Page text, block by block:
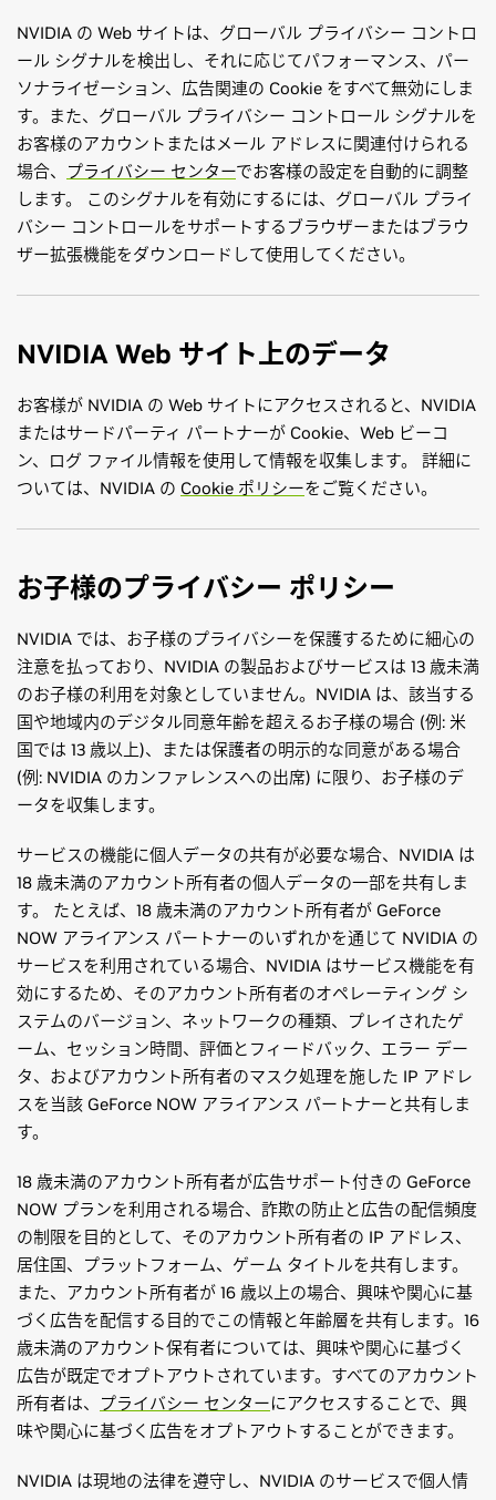
NVIDIA の Web サイトは、グローバル プライバシー コントロ
ール シグナルを検出し、それに応じてパフォーマンス、パー
ソナライゼーション、広告関連の Cookie をすべて無効にしま
す。また、グローバル プライバシー コントロール シグナルを
お客様のアカウントまたはメール アドレスに関連付けられる
場合、
プライバシー センターでお客様の設定を自動的に調整
します。 このシグナルを有効にするには、グローバル プライ
バシー コントロールをサポートするブラウザーまたはブラウ
ザー拡張機能をダウンロードして使用してください。
NVIDIA Web サイト上のデータ
お客様が NVIDIA の Web サイトにアクセスされると、NVIDIA
またはサードパーティ パートナーが Cookie、Web ビーコ
ン、ログ ファイル情報を使用して情報を収集します。 詳細に
ついては、NVIDIA の Cookie ポリシーをご覧ください。
お子様のプライバシー ポリシー
NVIDIA では、お子様のプライバシーを保護するために細心の
注意を払っており、NVIDIA の製品およびサービスは 13 歳未満
のお子様の利用を対象としていません。NVIDIA は、該当する
国や地域内のデジタル同意年齢を超えるお子様の場合 (例: 米
国では 13 歳以上)、または保護者の明示的な同意がある場合
(例: NVIDIA のカンファレンスへの出席) に限り、お子様のデ
ータを収集します。
サービスの機能に個人データの共有が必要な場合、NVIDIA は
18 歳未満のアカウント所有者の個人データの一部を共有しま
す。 たとえば、18 歳未満のアカウント所有者が GeForce
NOW アライアンス パートナーのいずれかを通じて NVIDIA の
サービスを利用されている場合、NVIDIA はサービス機能を有
効にするため、そのアカウント所有者のオペレーティング シ
ステムのバージョン、ネットワークの種類、プレイされたゲ
ーム、セッション時間、評価とフィードバック、エラー デー
タ、およびアカウント所有者のマスク処理を施した IP アドレ
スを当該 GeForce NOW アライアンス パートナーと共有しま
す。
18 歳未満のアカウント所有者が広告サポート付きの GeForce
NOW プランを利用される場合、詐欺の防止と広告の配信頻度
の制限を目的として、そのアカウント所有者の IP アドレス、
居住国、プラットフォーム、ゲーム タイトルを共有します。
また、アカウント所有者が 16 歳以上の場合、興味や関心に基
づく広告を配信する目的でこの情報と年齢層を共有します。16
歳未満のアカウント保有者については、興味や関心に基づく
広告が既定でオプトアウトされています。すべてのアカウント
所有者は、
プライバシー センターにアクセスすることで、興
味や関心に基づく広告をオプトアウトすることができます。
NVIDIA は現地の法律を遵守し、NVIDIA のサービスで個人情